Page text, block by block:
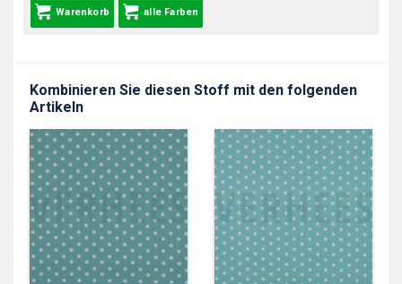
Warenkorb alle Farben
Kombinieren Sie diesen Stoff mit den folgenden
Artikeln